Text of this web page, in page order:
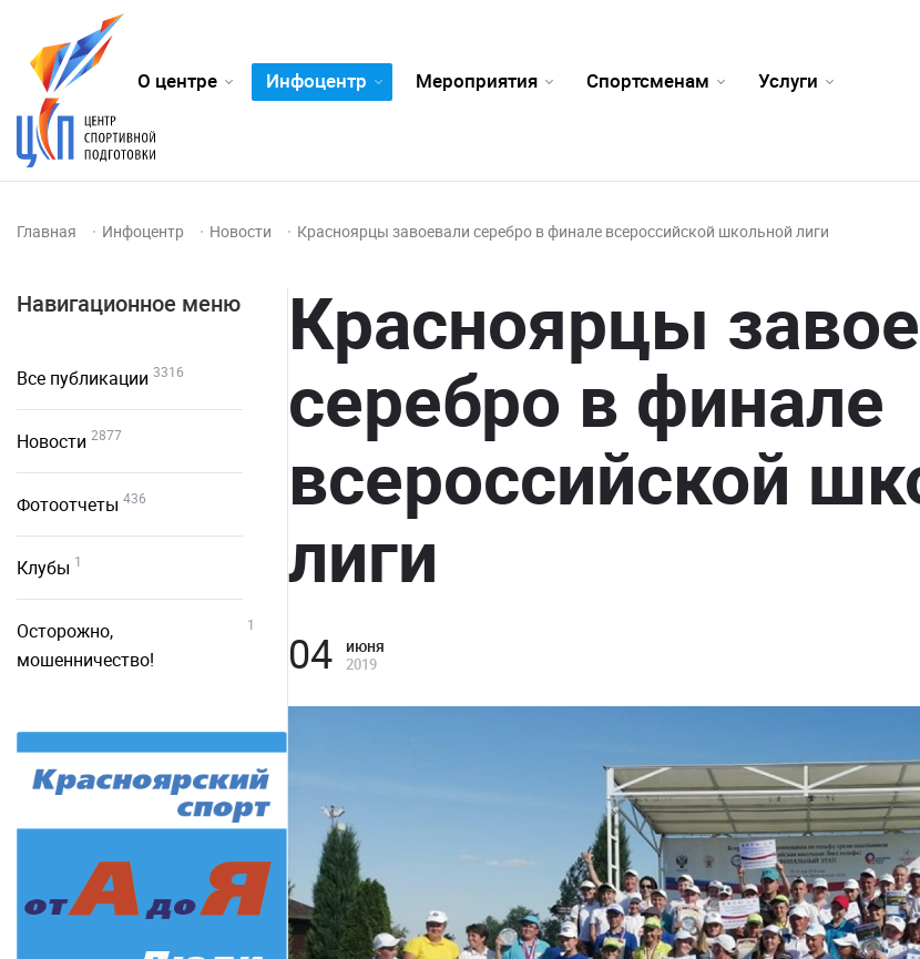
О центре Инфоцентр Мероприятия Спортсменам Услуги
Главная Инфоцентр Новости Красноярцы завоевали серебро в финале всероссийской школьной лиги
Навигационное меню
Все публикации 3316
Новости 2877
Фотоотчеты 436
Клубы 1
Осторожно,
мошенничество!
1
Красноярцы
серебро в финале
всероссийской
лиги
04 июня
2019